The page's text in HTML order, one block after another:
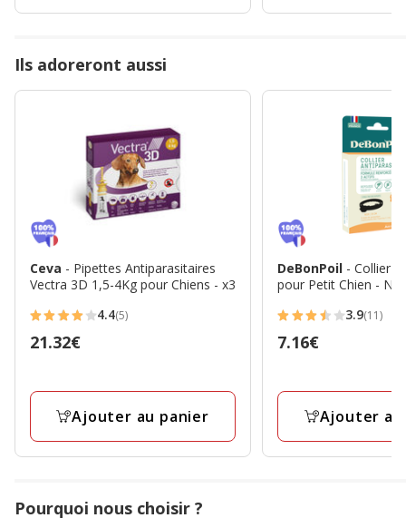
Ils adoreront aussi
Ceva - Pipettes Antiparasitaires
Vectra 3D 1,5-4Kg pour Chiens - x3
4.4
étoiles
5
4.4(5)
Prix
21.32€
Ajouter au panier
DeBonPoil - Collier
pour Petit Chien -
3.9
étoiles
11
3.9(11)
Prix
7.16€
Ajouter
Pourquoi nous choisir ?